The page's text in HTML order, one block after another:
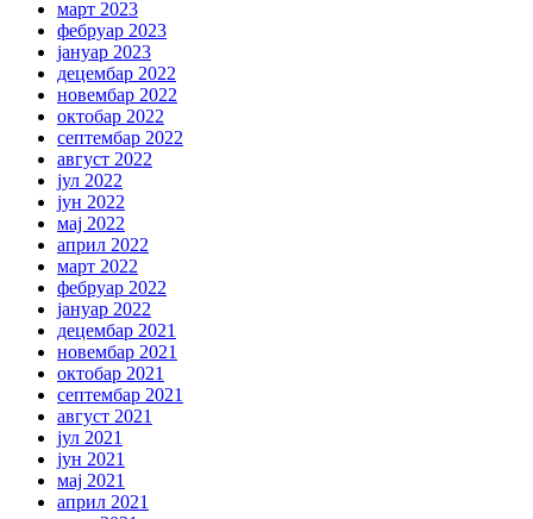
март 2023
фебруар 2023
јануар 2023
децембар 2022
новембар 2022
октобар 2022
септембар 2022
август 2022
јул 2022
јун 2022
мај 2022
април 2022
март 2022
фебруар 2022
јануар 2022
децембар 2021
новембар 2021
октобар 2021
септембар 2021
август 2021
јул 2021
јун 2021
мај 2021
април 2021